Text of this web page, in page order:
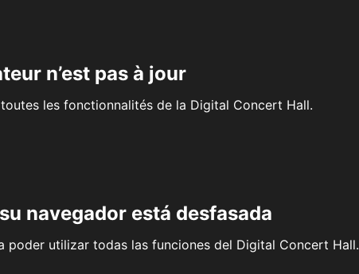
n’est pas à jour
les fonctionnalités de la Digital Concert Hall.
navegador está desfasada
poder utilizar todas las funciones del Digital Concert Hall.